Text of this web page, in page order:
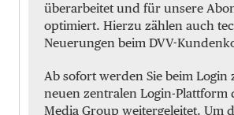
überarbeitet und für unsere
optimiert. Hierzu zählen auch
Neuerungen beim DVV-
Ab sofort werden Sie beim Login
neuen zentralen Login-Plattform
Media Group weitergeleitet. Um